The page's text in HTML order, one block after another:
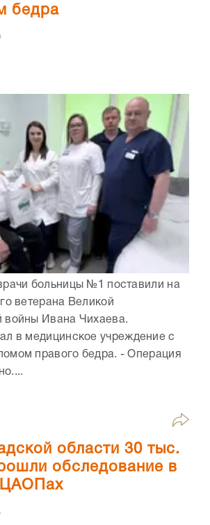
бедра
больницы №1 поставили на
ветерана Великой
войны Ивана Чихаева.
в медицинское учреждение с
правого бедра. - Операция
области 30 тыс.
обследование в
ЦАОПах